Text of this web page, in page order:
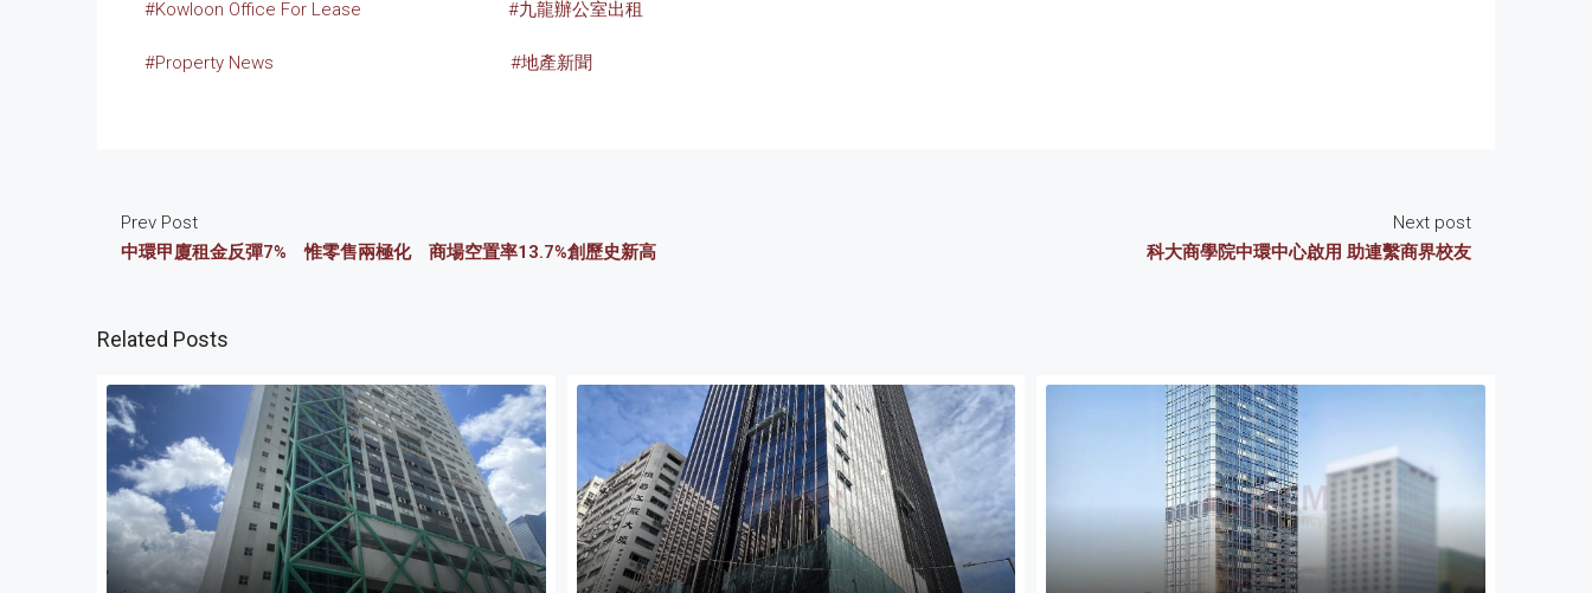
#Kowloon Office For Lease #九龍辦公室出租
#Property News #地產新聞
Prev Post
中環甲廈租金反彈7% 惟零售兩極化 商場空置率13.7%創歷史新高
Next post
科大商學院中環中心啟用 助連繫商界校友
Related Posts